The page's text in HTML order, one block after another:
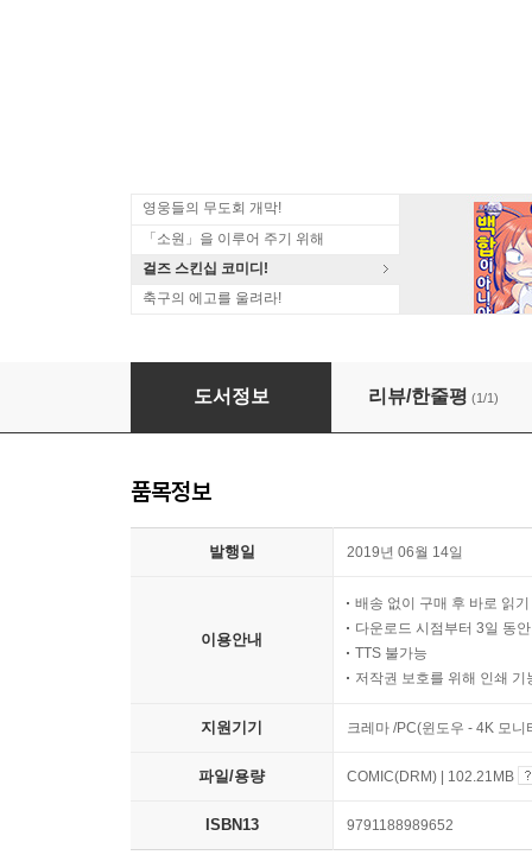
영웅들의 무도회 개막!
「소원」을 이루어 주기 위해
걸즈 스킨십 코미디!
축구의 에고를 울려라!
[대여] 미궁 로맨티카 02권
도서정보 리뷰/한줄평 (1/1)
품목정보
발행일 2019년 06월 14일
이용안내
배송 없이 구매 후 바로 읽기
다운로드 시점부터 3일 동
TTS 불가능
저작권 보호를 위해 인쇄 기
지원기기 크레마 /PC(윈도우 - 4K 모
파일/용량 COMIC(DRM) | 102.21MB
ISBN13 9791188989652